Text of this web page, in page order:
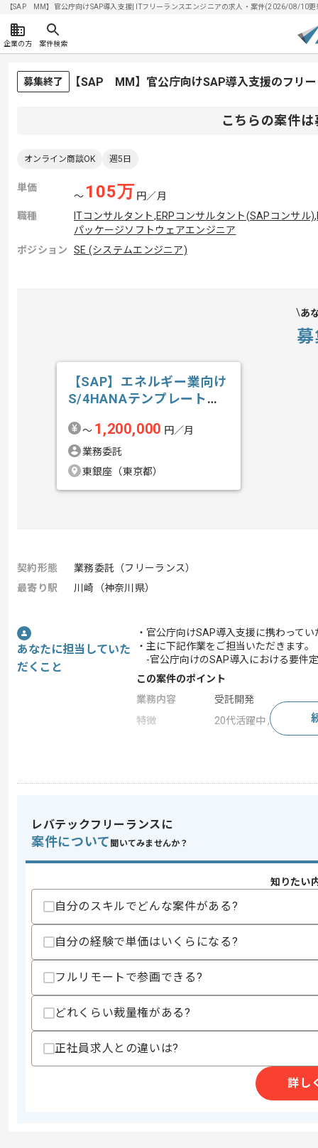
【SAP MM】官公庁向けSAP導入支援| ITフリーランスエンジニアの求人・案件(2026/08/10更
企業の方 案件検索
募集終了 【SAP MM】官公庁向けSAP導入支援のフリ
こちらの案件
オンライン商談OK 週5日
単価
〜 105万 円／月
職種
ITコンサルタント,ERPコンサルタント(SAPコンサル),
パッケージソフトウェアエンジニア
ポジション
SE (システムエンジニア)
あ
【SAP】エネルギー業向け
S/4HANAテンプレート導
〜 1,200,000 円／月
業務委託
東銀座（東京都）
契約形態
業務委託（フリーランス）
最寄り駅
川崎（神奈川県）
あなたに担当していた
だくこと
・官公庁向けSAP導入支援に携わって
・主に下記作業をご担当いただきます。
-官公庁向けのSAP導入における要件
この案件のポイント
業務内容
受託開発
特徴
20代活躍中 , 30代活躍
その他募集要項
商談回数
1回
募集人数
1人
作業開始日
2024/04/01
エージェントからのコ
メント
人材派遣やグローバルソーシング事業
今回は官公庁向けSAP導入支援
に携わっていただきます。
基本的には常駐での作業を想定しており
レバテックフリーランスに
案件について 聞いてみませんか？
知りたい
自分のスキルでどんな案件がある?
自分の経験で単価はいくらになる?
フルリモートで参画できる?
どれくらい裁量権がある?
正社員求人との違いは?
詳し